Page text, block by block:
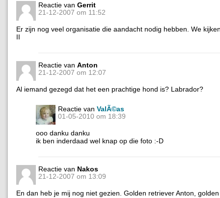
Reactie van Gerrit
21-12-2007 om 11:52
Er zijn nog veel organisatie die aandacht nodig hebben. We
II
Reactie van Anton
21-12-2007 om 12:07
Al iemand gezegd dat het een prachtige hond is? Labrador?
Reactie van ValÃ©as
01-05-2010 om 18:39
ooo danku danku
ik ben inderdaad wel knap op die foto :-D
Reactie van Nakos
21-12-2007 om 13:09
En dan heb je mij nog niet gezien. Golden retriever Anton,